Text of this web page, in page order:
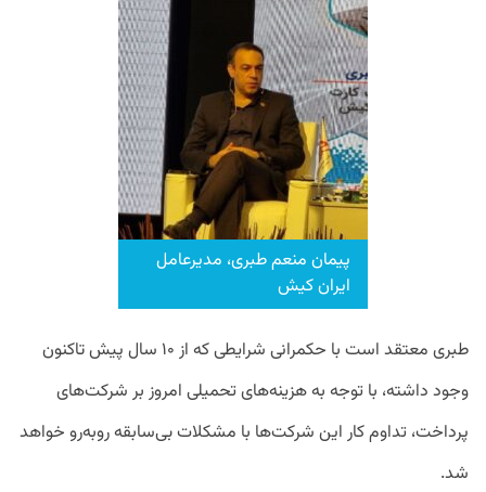
پیمان منعم طبری، مدیرعامل
ایران کیش
طبری معتقد است با حکمرانی شرایطی که از ۱۰ سال پیش تاکنون
وجود داشته، با توجه به هزینه‌های تحمیلی امروز بر شرکت‌های
پرداخت، تداوم کار این شرکت‌ها با مشکلات بی‌سابقه روبه‌رو خواهد
شد.